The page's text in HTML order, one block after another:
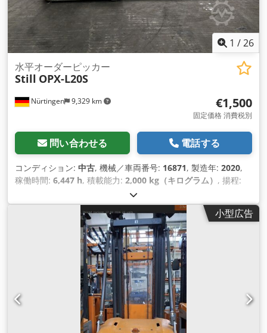
1 /26
Nürtingen 9,329 km
水平オーダーピッカー
Still OPX-L20S
€1,500
固定価格 消費税別
問い合わせる 電話する
コンディション: 中古, 機械／車両番号: 16871, 製造年: 2020,
稼働時間: 6,447 h, 積載能力: 2,000 kg（キログラム） , 揚程:
1,200 mm, 燃料の種類:
シンプレックス, 建設高:1,400 mm, バッテリー電圧:24 V, フ
1,150 mm, 総重量:1,602 kg（キログラム）,
小型広告